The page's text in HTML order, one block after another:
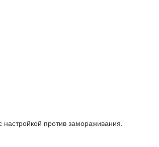
настройкой против замораживания.